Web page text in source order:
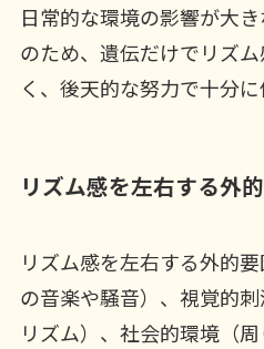
日常的な環境の影響が大
のため、遺伝だけでリズ
く、後天的な努力で十分に
リズム感を左右する外
リズム感を左右する外的
の音楽や騒音）、視覚的
リズム）、社会的環境（